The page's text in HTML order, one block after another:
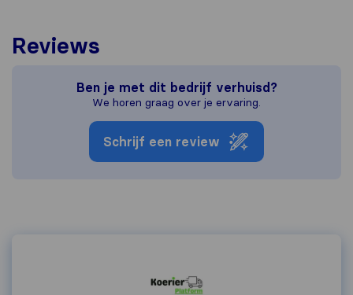
Reviews
Ben je met dit bedrijf verhuisd?
We horen graag over je ervaring.
Schrijf een review